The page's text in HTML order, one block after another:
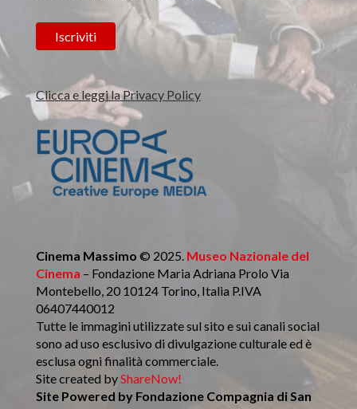
Clicca e leggi la Privacy Policy
Cinema Massimo © 2025. Museo Nazionale del
Cinema – Fondazione Maria Adriana Prolo Via
Montebello, 20 10124 Torino, Italia P.IVA
06407440012
Tutte le immagini utilizzate sul sito e sui canali social
sono ad uso esclusivo di divulgazione culturale ed è
esclusa ogni finalità commerciale.
Site created byShareNow!
Site Powered by Fondazione Compagnia di San